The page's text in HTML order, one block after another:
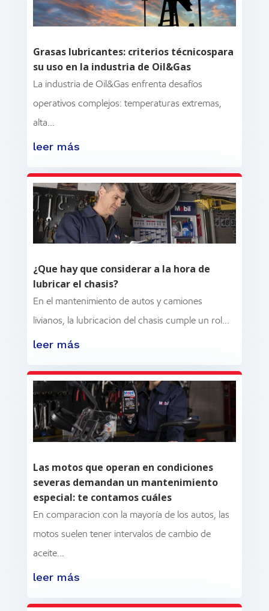
Grasas lubricantes: criterios técnicospara
su uso en la industria de Oil&Gas
La industria de Oil&Gas enfrenta desafíos
operativos complejos: temperaturas extremas,
alta...
leer más
¿Que hay que considerar a la hora de
lubricar el chasis?
En el mantenimiento de autos y camiones
livianos, la lubricación del chasis cumple un rol...
leer más
Las motos que operan en condiciones
severas demandan un mantenimiento
especial: te contamos cuáles
En comparación con la mayoría de los autos, las
motos suelen tener intervalos de cambio de
aceite...
leer más